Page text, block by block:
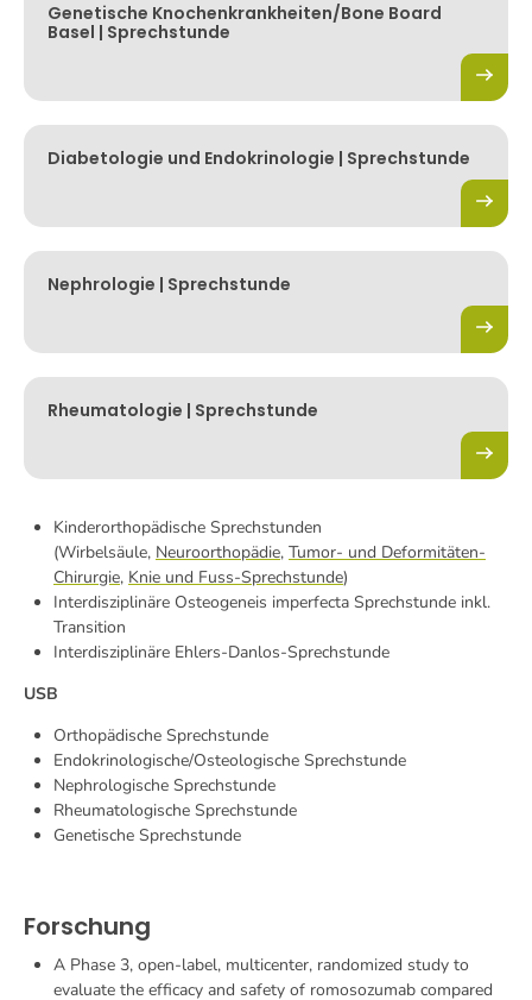
Genetische Knochenkrankheiten/Bone Board
Basel | Sprechstunde
Diabetologie und Endokrinologie | Sprechstunde
Nephrologie | Sprechstunde
Rheumatologie | Sprechstunde
Kinderorthopädische Sprechstunden
(Wirbelsäule, Neuroorthopädie, Tumor- und Deformitäten-
Chirurgie, Knie und Fuss-Sprechstunde)
Interdisziplinäre Osteogeneis imperfecta Sprechstunde inkl.
Transition
Interdisziplinäre Ehlers-Danlos-Sprechstunde
USB
Orthopädische Sprechstunde
Endokrinologische/Osteologische Sprechstunde
Nephrologische Sprechstunde
Rheumatologische Sprechstunde
Genetische Sprechstunde
Forschung
A Phase 3, open-label, multicenter, randomized study to
evaluate the efficacy and safety of romosozumab compared